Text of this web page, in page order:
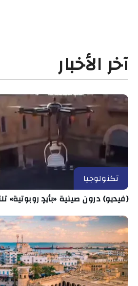
آخر الأخبار
تكنولوجيا
(فيديو) درون صينية «بأيدٍ روبوتية»